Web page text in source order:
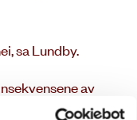
sa Lundby.
av
et stort og